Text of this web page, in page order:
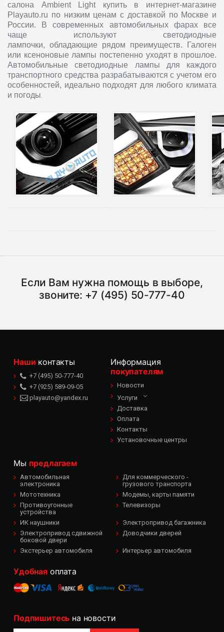
салона Ambient Light купить в интернет-магазине
Playauto.ru по низким ценам с доставкой по Москве и
России. В современных автомобильных фарах все
чаще используют светодиодные
лампочки, обладающие рядом преимуществ. Галоген
или ксеноновые лампы постепенно уходят в прошлое.
Автомобильные светодиодные лампы для каждого
транспортного средства разрабатываются с учетом его
особенностей, идеально подходят для любого климата
и погоды.
Если Вам нужна помощь в выборе,
звоните: +7 (495) 50-777-40
Наши контакты
+7 (495) 50-777-40
+7 (925) 589-09-05
playauto@yandex.ru
Информация
покупателям
Новости
Услуги
Доставка
Оплата
Контакты
Установочные центры
Мы предлагаем
Автомобильная
электроника
Для коммерческого -
грузового транспорта
Мототехника
Модемы, карты памяти
Противоугонные
устройства
Телевизоры
ИК наушники
Электропривод багажника
Электропривод сдвижной
боковой двери
Доводчики дверей
Экстерьер автомобиля Интерьер автомобиля
Удобнаяоплата
Подпишитесь на новости